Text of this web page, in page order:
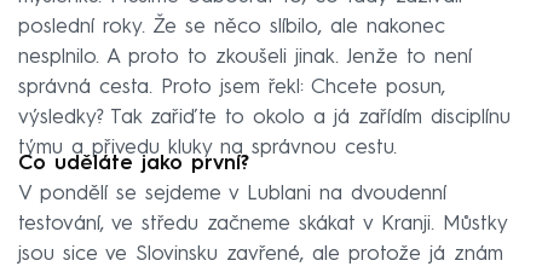
poslední roky. Že se něco slíbilo, ale nakonec
nesplnilo. A proto to zkoušeli jinak. Jenže to není
správná cesta. Proto jsem řekl: Chcete posun,
výsledky? Tak zařiďte to okolo a já zařídím disciplínu
týmu a přivedu kluky na správnou cestu.
Co uděláte jako první?
V pondělí se sejdeme v Lublani na dvoudenní
testování, ve středu začneme skákat v Kranji. Můstky
jsou sice ve Slovinsku zavřené, ale protože já znám